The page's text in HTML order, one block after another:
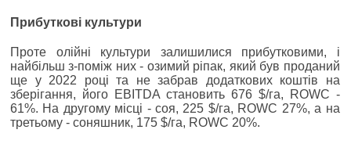
Прибуткові культури
Проте олійні культури залишилися прибутковими, і
найбільш з-поміж них - озимий ріпак, який був проданий
ще у 2022 році та не забрав додаткових коштів на
зберігання, його EBITDA становить 676 $/га, ROWC -
61%. На другому місці - соя, 225 $/га, ROWC 27%, а на
третьому - соняшник, 175 $/га, ROWC 20%.